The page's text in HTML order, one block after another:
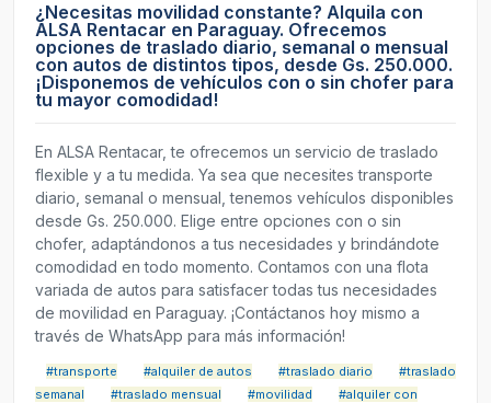
¿Necesitas movilidad constante? Alquila con
ALSA Rentacar en Paraguay. Ofrecemos
opciones de traslado diario, semanal o mensual
con autos de distintos tipos, desde Gs. 250.000.
¡Disponemos de vehículos con o sin chofer para
tu mayor comodidad!
En ALSA Rentacar, te ofrecemos un servicio de traslado
flexible y a tu medida. Ya sea que necesites transporte
diario, semanal o mensual, tenemos vehículos disponibles
desde Gs. 250.000. Elige entre opciones con o sin
chofer, adaptándonos a tus necesidades y brindándote
comodidad en todo momento. Contamos con una flota
variada de autos para satisfacer todas tus necesidades
de movilidad en Paraguay. ¡Contáctanos hoy mismo a
través de WhatsApp para más información!
#transporte #alquiler de autos #traslado diario
#traslado
semanal
#traslado mensual #movilidad
#alquiler con